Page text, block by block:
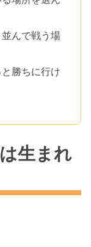
んで戦う場
勝ちに行け
生まれ